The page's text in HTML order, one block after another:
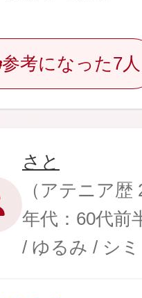
参考になった7人
さと
（アテニア
年代：60代
/ ゆるみ / シミ